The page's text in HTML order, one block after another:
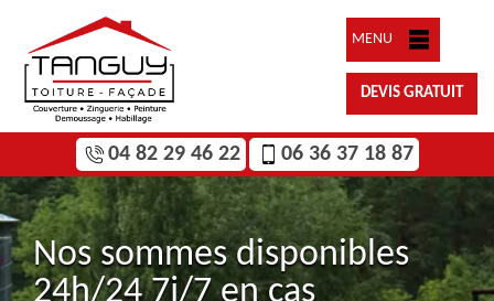
MENU
DEVIS GRATUIT
04 82 29 46 22 06 36 37 18 87
Nos sommes disponibles
24h/24 7j/7 en cas